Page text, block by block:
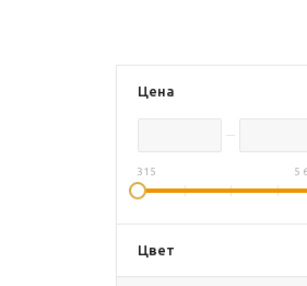
Цена
315 5
Цвет